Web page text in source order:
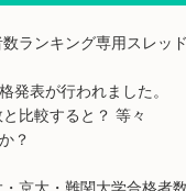
ランキング専用スレッド
発表が行われました。
比較すると？ 等々
？